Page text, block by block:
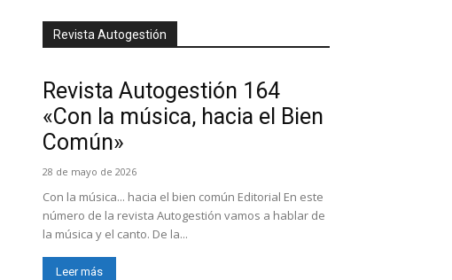
Revista Autogestión
Revista Autogestión 164
«Con la música, hacia el Bien
Común»
28 de mayo de 2026
Con la música... hacia el bien común Editorial En este
número de la revista Autogestión vamos a hablar de
la música y el canto. De la...
Leer más